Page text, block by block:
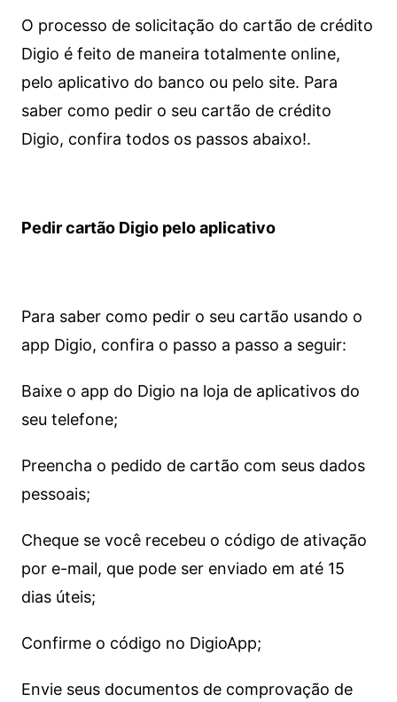
O processo de solicitação do cartão de crédito
Digio é feito de maneira totalmente online,
pelo aplicativo do banco ou pelo site. Para
saber como pedir o seu cartão de crédito
Digio, confira todos os passos abaixo!.
Pedir cartão Digio pelo aplicativo
Para saber como pedir o seu cartão usando o
app Digio, confira o passo a passo a seguir:
Baixe o app do Digio na loja de aplicativos do
seu telefone;
Preencha o pedido de cartão com seus dados
pessoais;
Cheque se você recebeu o código de ativação
por e-mail, que pode ser enviado em até 15
dias úteis;
Confirme o código no DigioApp;
Envie seus documentos de comprovação de